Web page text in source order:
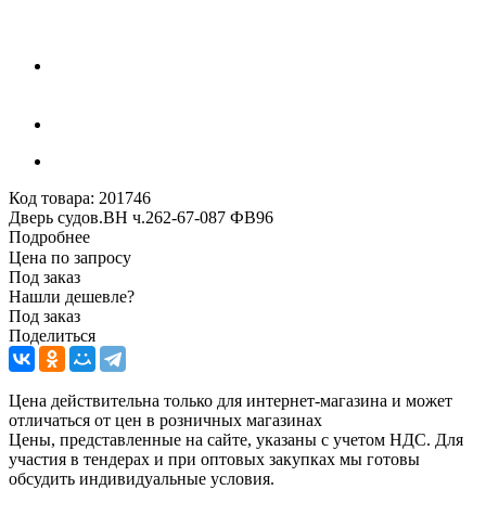
Код товара: 201746
Дверь судов.ВН ч.262-67-087 ФВ96
Подробнее
Цена по запросу
Под заказ
Нашли дешевле?
Под заказ
Поделиться
Цена действительна только для интернет-магазина и может
отличаться от цен в розничных магазинах
Цены, представленные на сайте, указаны с учетом НДС. Для
участия в тендерах и при оптовых закупках мы готовы
обсудить индивидуальные условия.